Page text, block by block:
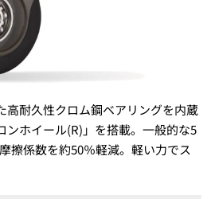
高耐久性クロム鋼ベアリングを内蔵
ンホイール(R)」を搭載。一般的な5
擦係数を約50％軽減。軽い力でス